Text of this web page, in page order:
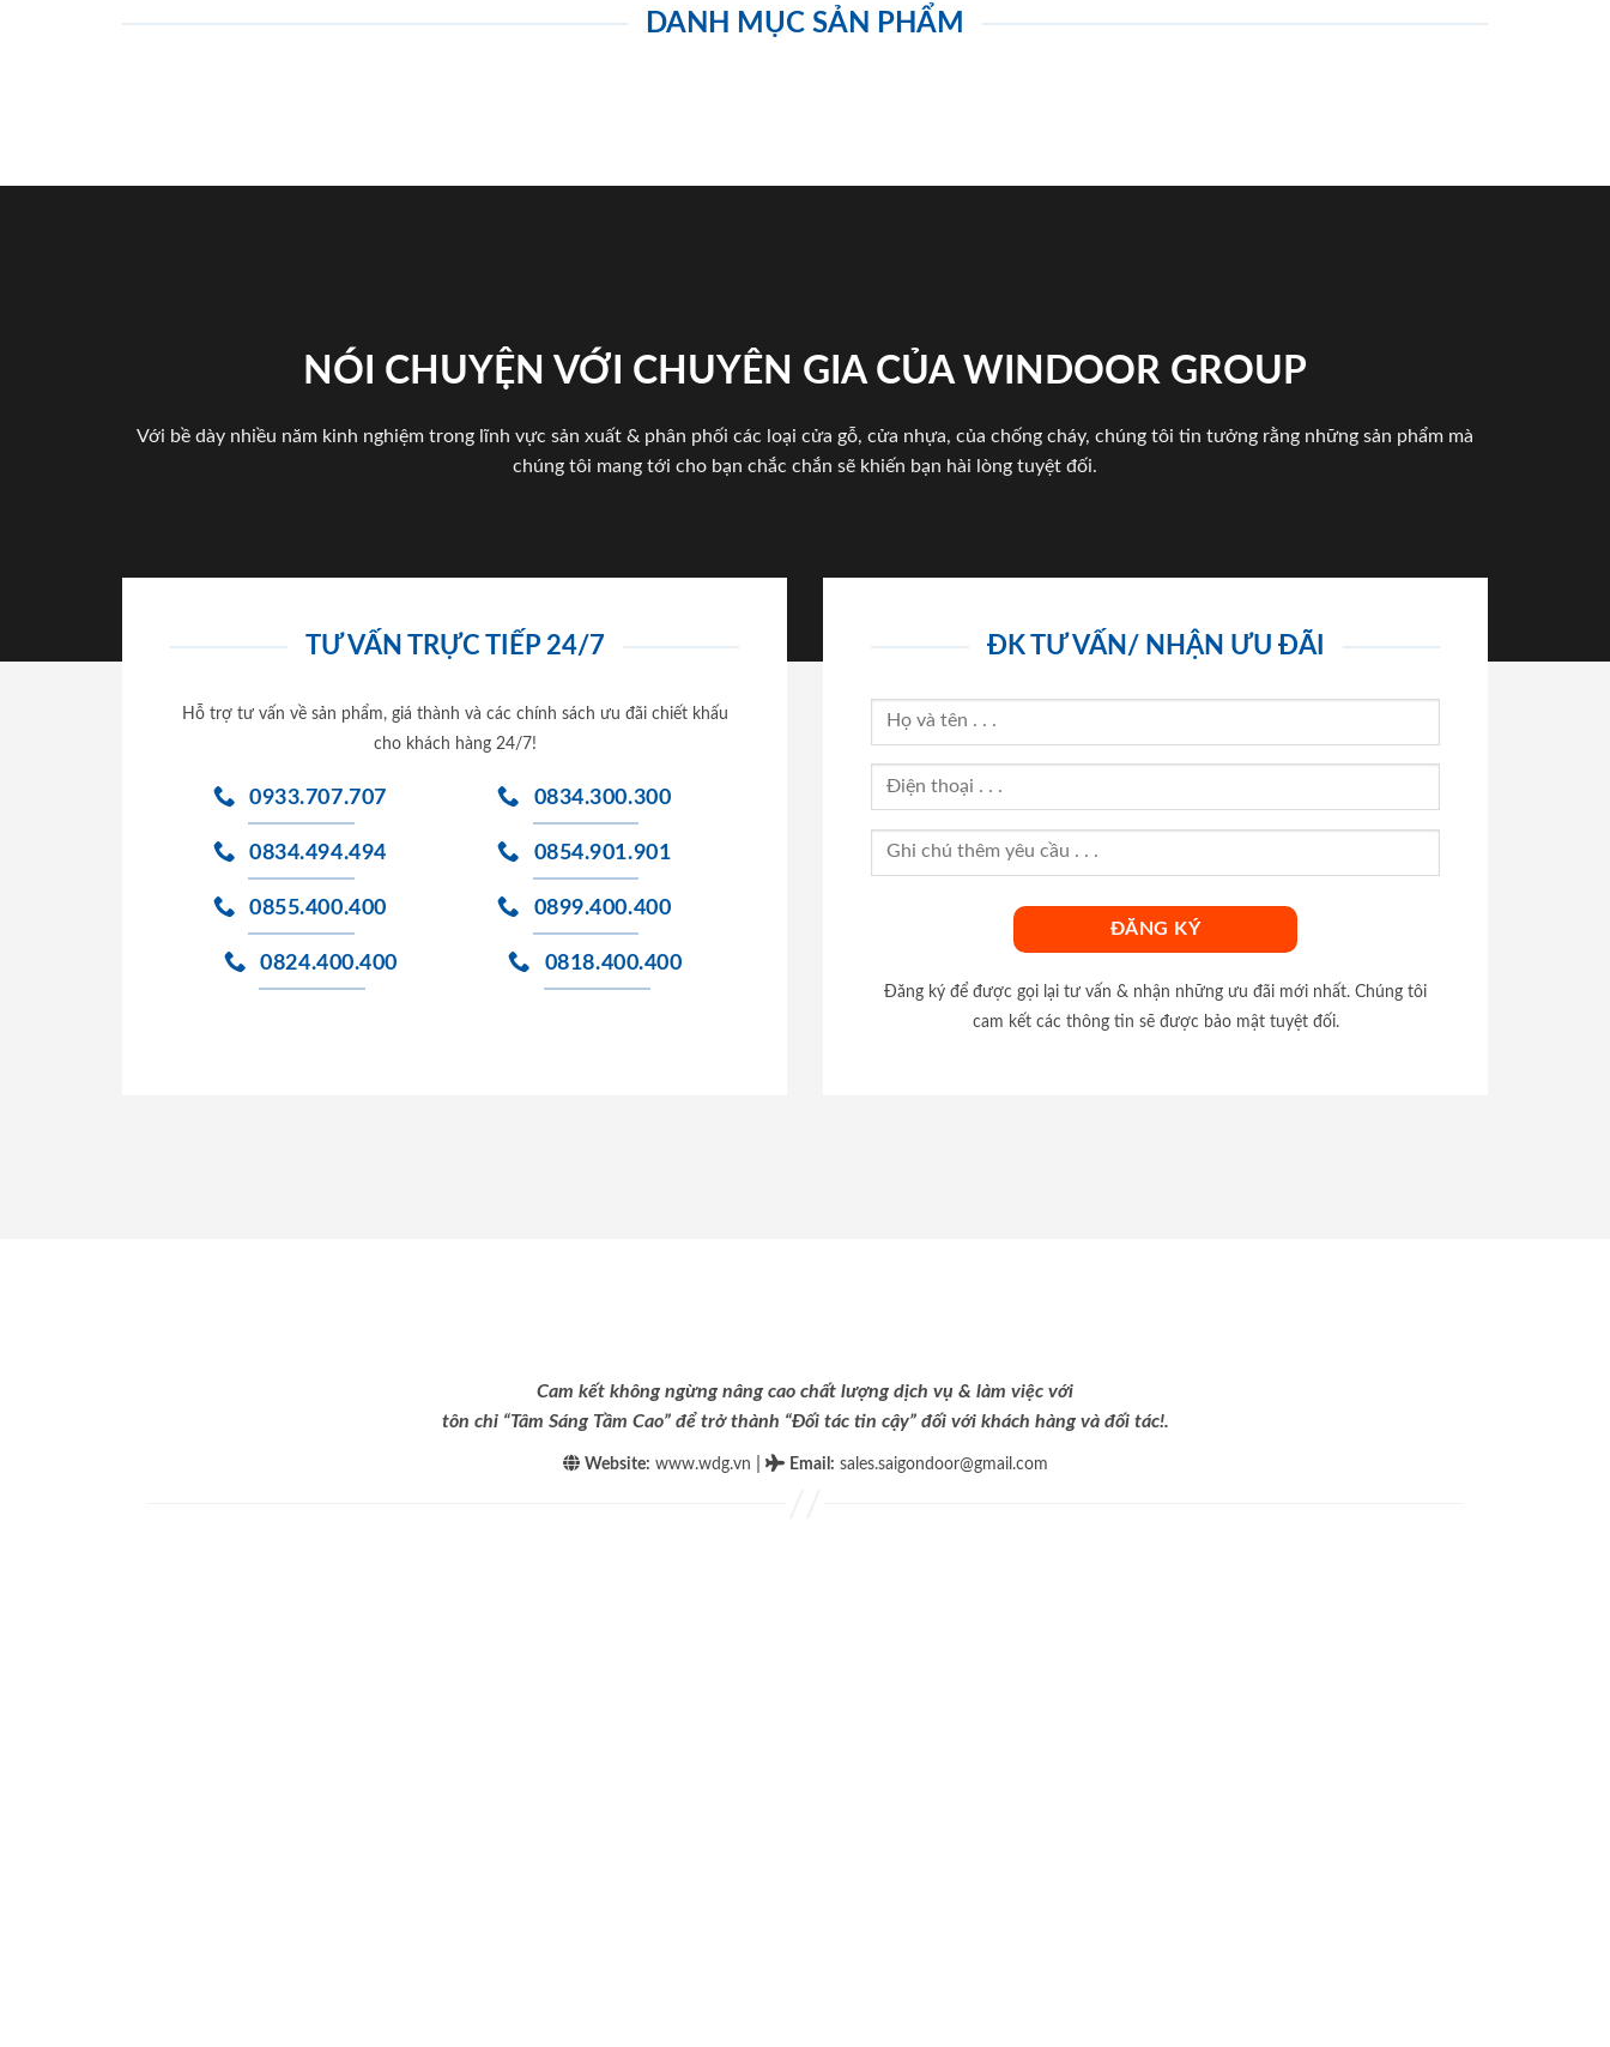
DANH MỤC SẢN PHẨM
NÓI CHUYỆN VỚI CHUYÊN GIA CỦA WINDOOR GROUP
Với bề dày nhiều năm kinh nghiệm trong lĩnh vực sản xuất & phân phối các loại cửa gỗ, cửa nhựa, của chống cháy, chúng tôi tin tưởng rằng những sản phẩm mà
chúng tôi mang tới cho bạn chắc chắn sẽ khiến bạn hài lòng tuyệt đối.
TƯ VẤN TRỰC TIẾP 24/7
Hỗ trợ tư vấn về sản phẩm, giá thành và các chính sách ưu đãi chiết khấu
cho khách hàng 24/7!
0933.707.707
0834.494.494
0855.400.400
0824.400.400
0834.300.300
0854.901.901
0899.400.400
0818.400.400
ĐK TƯ VẤN/ NHẬN ƯU ĐÃI
Đăng ký để được gọi lại tư vấn & nhận những ưu đãi mới nhất. Chúng tôi
cam kết các thông tin sẽ được bảo mật tuyệt đối.
Cam kết không ngừng nâng cao chất lượng dịch vụ & làm việc với
tôn chỉ “Tâm Sáng Tầm Cao” để trở thành “Đối tác tin cậy” đối với khách hàng và đối tác!.
Website: www.wdg.vn Email : sales.saigondoor@gmail.com